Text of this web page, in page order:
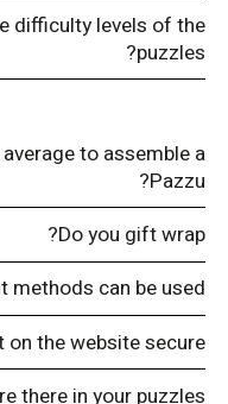
difficulty levels of the
puzzles?
to assemble a
Pazzu?
Do you gift wrap?
methods can be used?
on the website secure?
there in your puzzles?